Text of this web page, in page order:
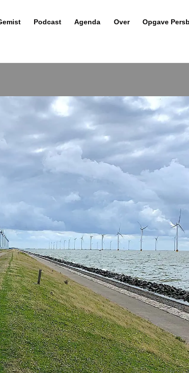
Podcast Agenda Over Opgave